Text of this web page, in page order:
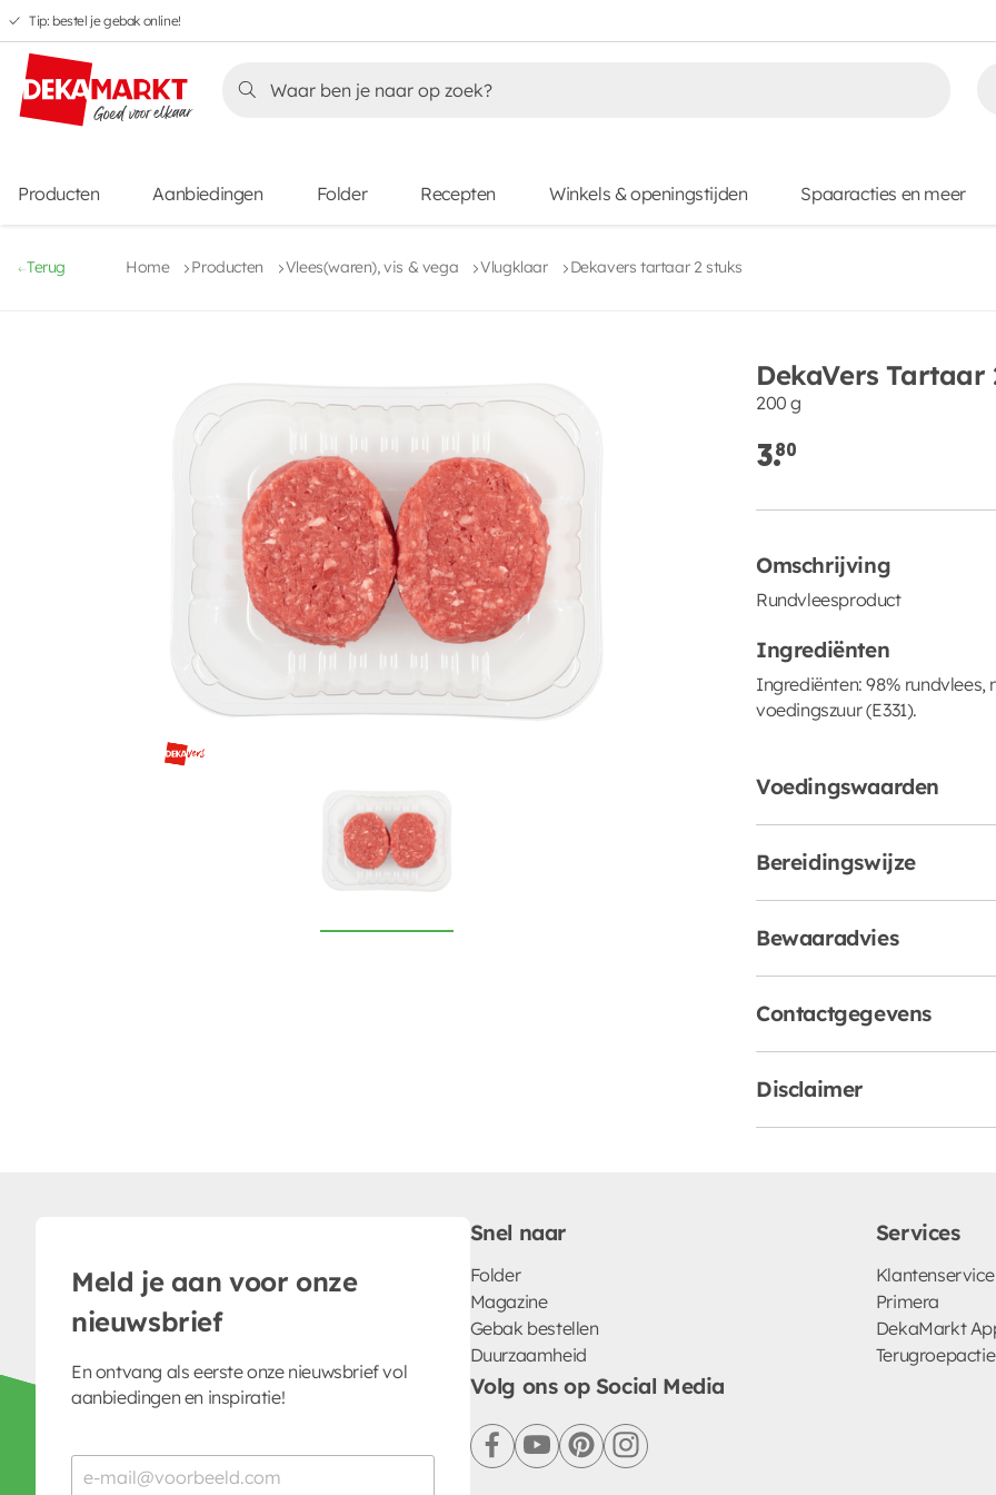
Overslaan
naar
hoofdnavigatie
Overslaan
naar
hoofdinhoud
Overslaan
naar
voettekstinhoud
Overslaan
naar
aanbiedingen
Tip: bestel je gebak online!
Producten Aanbiedingen Folder Recepten Winkels & openingstijden Spaaracties en meer
Terug Home Producten Vlees(waren), vis & vega Vlugklaar Dekavers tartaar 2 stuks
DekaVers Tartaar
200 g
3.80
Omschrijving
Rundvleesproduct
Ingrediënten
Ingrediënten: 98%
voedingszuur (E331).
Voedingswaarden
Bereidingswijze
Bewaaradvies
Contactgegevens
Disclaimer
Meld je aan voor onze
nieuwsbrief
En ontvang als eerste onze nieuwsbrief vol
aanbiedingen en inspiratie!
Snel naar
Folder
Magazine
Gebak bestellen
Duurzaamheid
Services
Klantenservice
Primera
DekaMarkt
Terugroepactie
Volg ons op Social Media
facebookyoutubepinterestinstagram